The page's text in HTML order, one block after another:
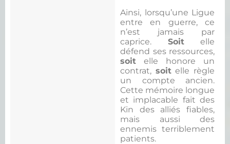
Ainsi, lorsqu’une Ligue
entre en guerre, ce
n’est jamais par
caprice. Soitelle
défend ses ressources,
soit elle honore un
contrat, soitelle règle
un compte ancien.
Cette mémoire longue
et implacable fait des
Kin des alliés fiables,
mais aussi des
ennemis terriblement
patients.